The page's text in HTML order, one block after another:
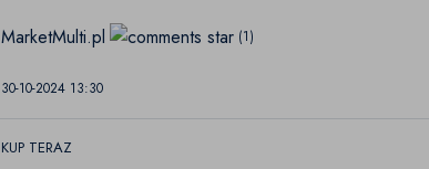
MarketMulti.pl (1)
30-10-2024 13:30
KUP TERAZ